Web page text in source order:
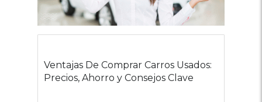
Ventajas De Comprar Carros Usados:
Precios, Ahorro y Consejos Clave